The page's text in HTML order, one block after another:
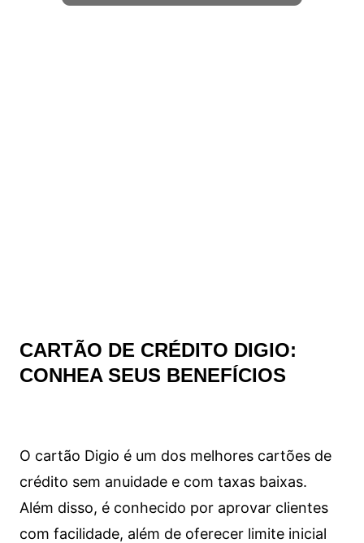
CARTÃO DE CRÉDITO DIGIO:
CONHEA SEUS BENEFÍCIOS
O cartão Digio é um dos melhores cartões de
crédito sem anuidade e com taxas baixas.
Além disso, é conhecido por aprovar clientes
com facilidade, além de oferecer limite inicial